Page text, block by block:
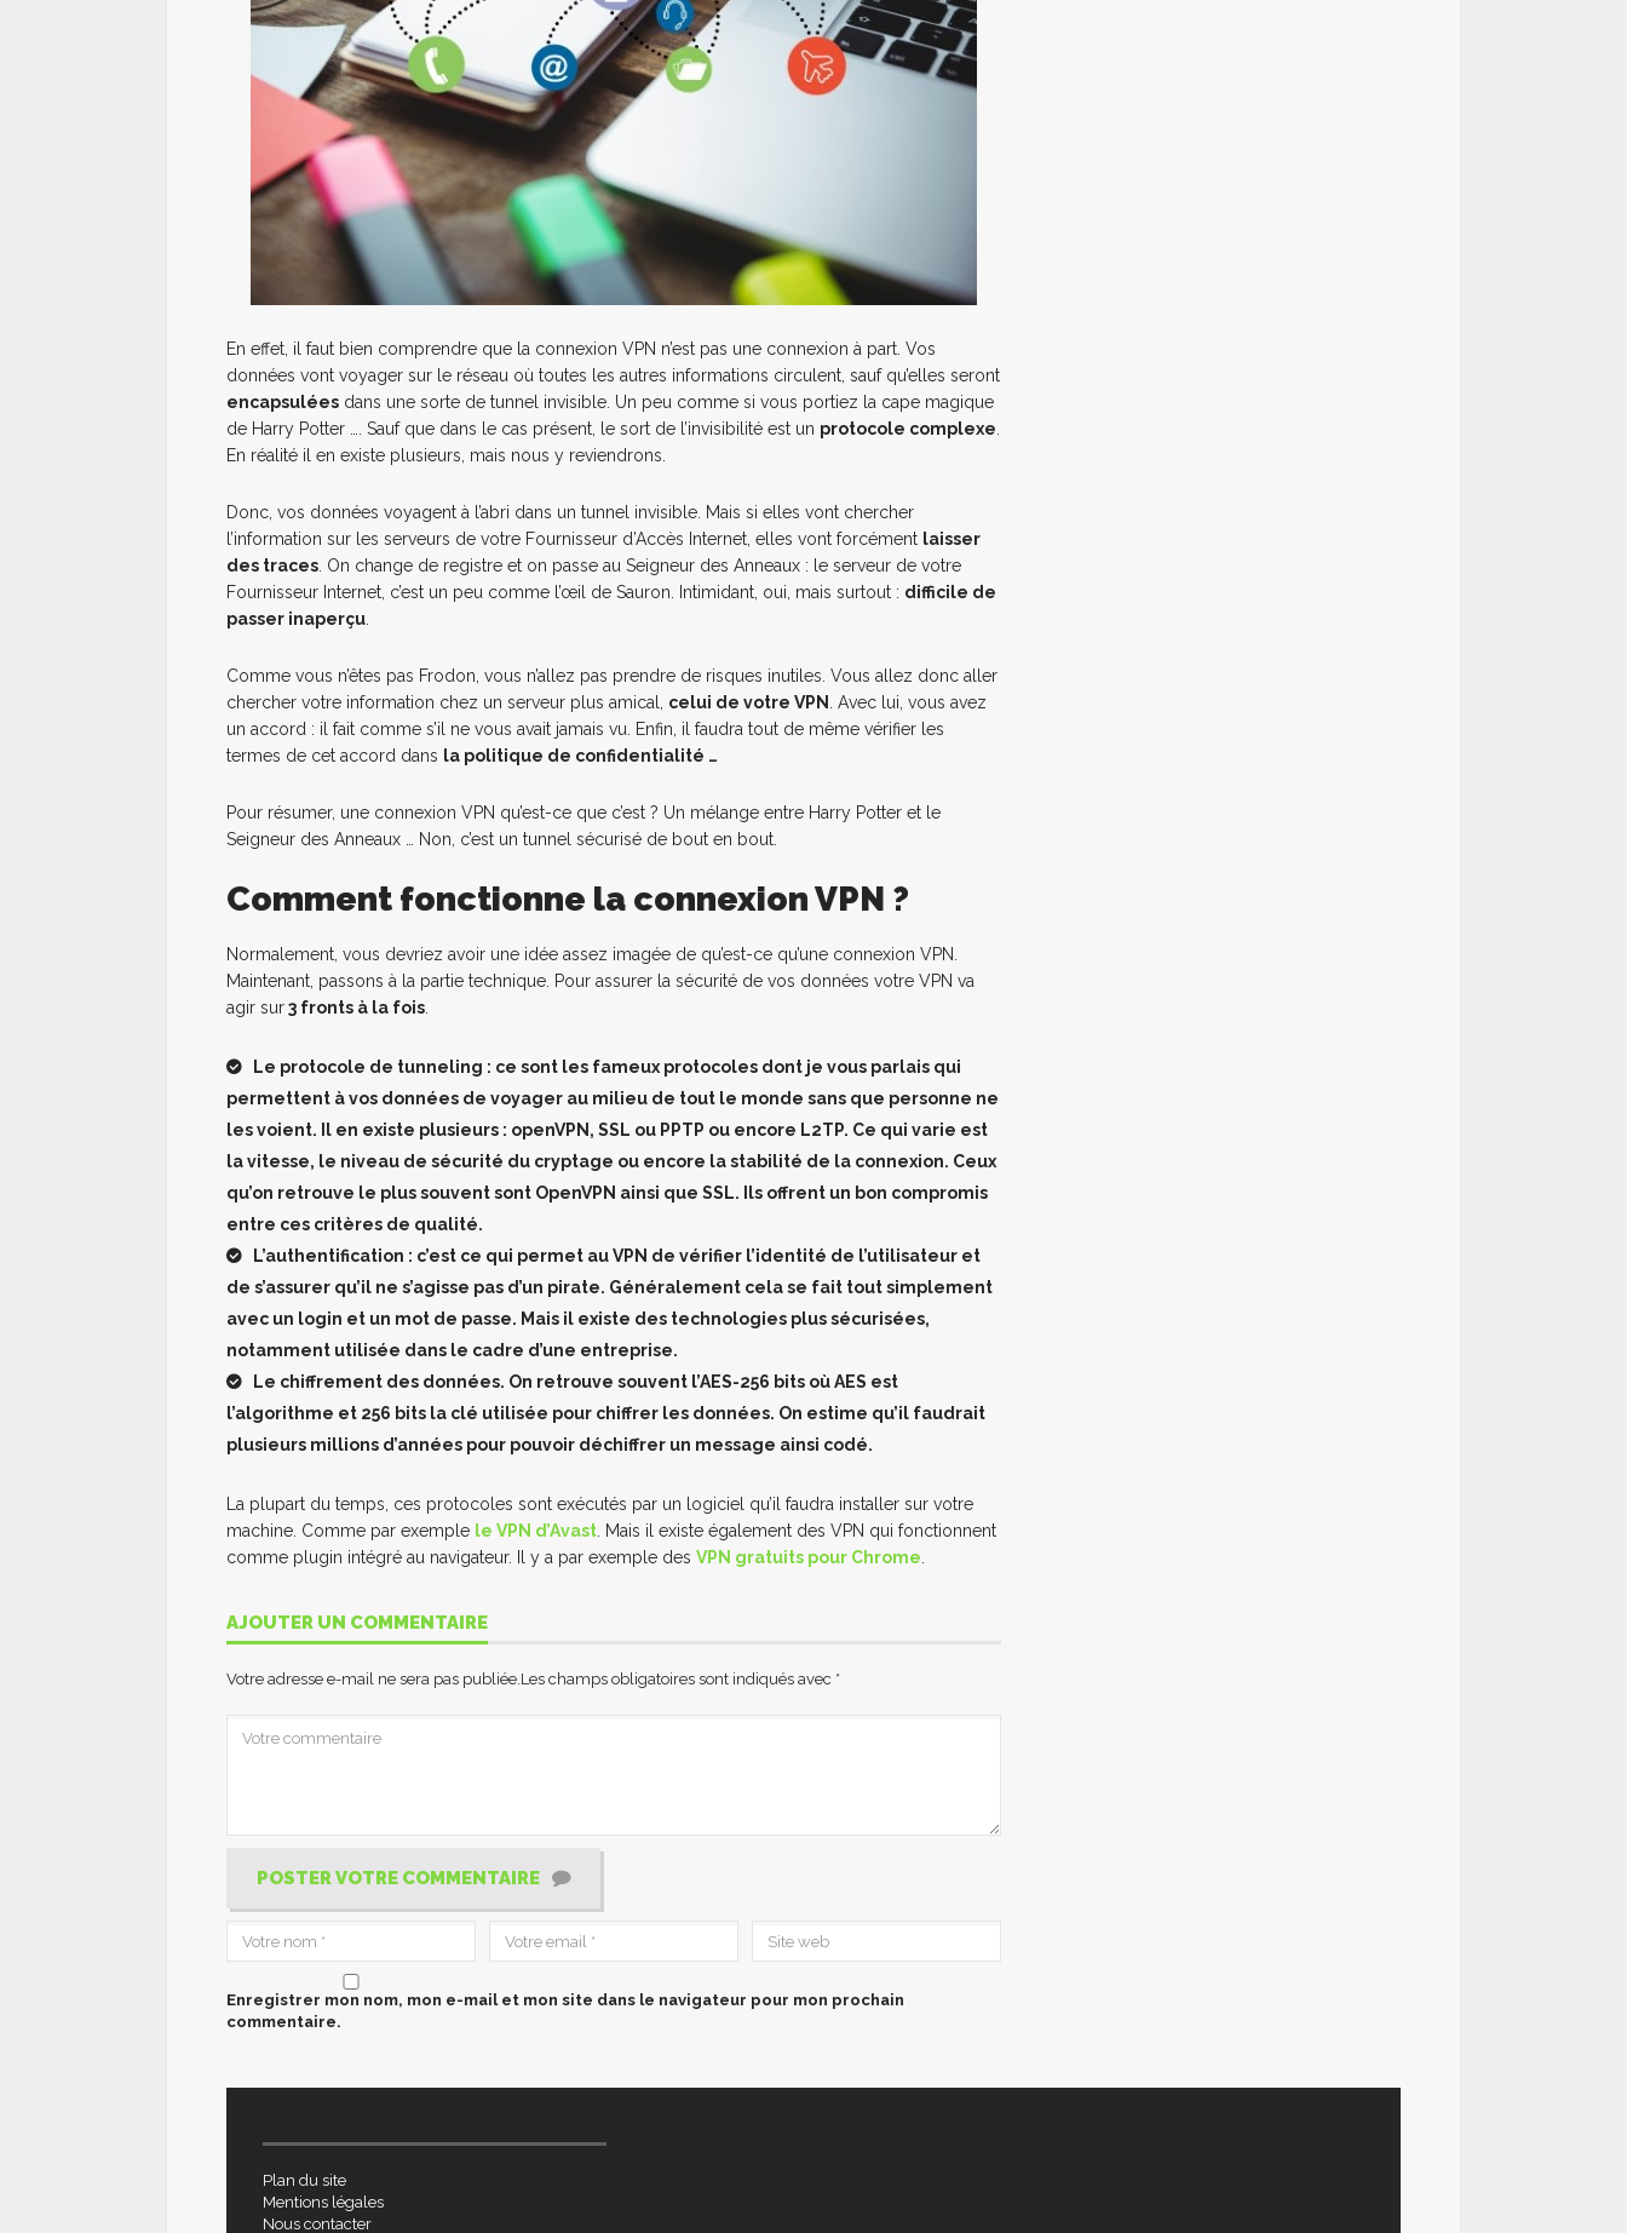
En effet, il faut bien comprendre que la connexion VPN n’est pas une connexion à part. Vos
données vont voyager sur le réseau où toutes les autres informations circulent, sauf qu’elles seront
encapsulées dans une sorte de tunnel invisible. Un peu comme si vous portiez la cape magique
de Harry Potter …. Sauf que dans le cas présent, le sort de l’invisibilité est un protocole complexe
En réalité il en existe plusieurs, mais nous y reviendrons.
Donc, vos données voyagent à l’abri dans un tunnel invisible. Mais si elles vont chercher
l’information sur les serveurs de votre Fournisseur d’Accès Internet, elles vont forcément laisser
des traces . On change de registre et on passe au Seigneur des Anneaux : le serveur de votre
Fournisseur Internet, c’est un peu comme l’œil de Sauron. Intimidant, oui, mais surtout : difficile de
passer inaperçu
Comme vous n’êtes pas Frodon, vous n’allez pas prendre de risques inutiles. Vous allez donc aller
chercher votre information chez un serveur plus amical, celui de votre VPN
. Avec lui, vous avez
un accord : il fait comme s’il ne vous avait jamais vu. Enfin, il faudra tout de même vérifier les
termes de cet accord dans la politique de confidentialité …
Pour résumer, une connexion VPN qu’est-ce que c’est ? Un mélange entre Harry Potter et le
Seigneur des Anneaux … Non, c’est un tunnel sécurisé de bout en bout.
Comment fonctionne la connexion VPN ?
Normalement, vous devriez avoir une idée assez imagée de qu’est-ce qu’une connexion VPN.
Maintenant, passons à la partie technique. Pour assurer la sécurité de vos données votre VPN va
agir sur3 fronts à la fois
Le protocole de tunneling : ce sont les fameux protocoles dont je vous parlais qui
permettent à vos données de voyager au milieu de tout le monde sans que personne ne
les voient. Il en existe plusieurs : openVPN, SSL ou PPTP ou encore L2TP. Ce qui varie est
la vitesse, le niveau de sécurité du cryptage ou encore la stabilité de la connexion. Ceux
qu’on retrouve le plus souvent sont OpenVPN ainsi que SSL. Ils offrent un bon compromis
entre ces critères de qualité.
L’authentification : c’est ce qui permet au VPN de vérifier l’identité de l’utilisateur et
de s’assurer qu’il ne s’agisse pas d’un pirate. Généralement cela se fait tout simplement
avec un login et un mot de passe. Mais il existe des technologies plus sécurisées,
notamment utilisée dans le cadre d’une entreprise.
Le chiffrement des données. On retrouve souvent l’AES-256 bits où AES est
l’algorithme et 256 bits la clé utilisée pour chiffrer les données. On estime qu’il faudrait
plusieurs millions d’années pour pouvoir déchiffrer un message ainsi codé.
La plupart du temps, ces protocoles sont exécutés par un logiciel qu’il faudra installer sur votre
machine. Comme par exemple le VPN d’Avast . Mais il existe également des VPN qui fonctionnent
comme plugin intégré au navigateur. Il y a par exemple des VPN gratuits pour Chrome
AJOUTER UN COMMENTAIRE
Votre adresse e-mail ne sera pas publiée.Les champs obligatoires sont indiqués avec *
POSTER VOTRE COMMENTAIRE
Enregistrer mon nom, mon e-mail et mon site dans le navigateur pour mon prochain
commentaire.
Plan du site
Mentions légales
Nous contacter